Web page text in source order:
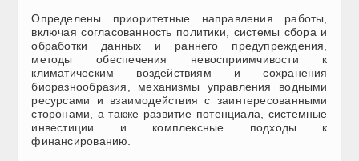
Определены приоритетные направления работы,
включая согласованность политики, системы сбора и
обработки данных и раннего предупреждения,
методы обеспечения невосприимчивости к
климатическим воздействиям и сохранения
биоразнообразия, механизмы управления водными
ресурсами и взаимодействия с заинтересованными
сторонами, а также развитие потенциала, системные
инвестиции и комплексные подходы к
финансированию.